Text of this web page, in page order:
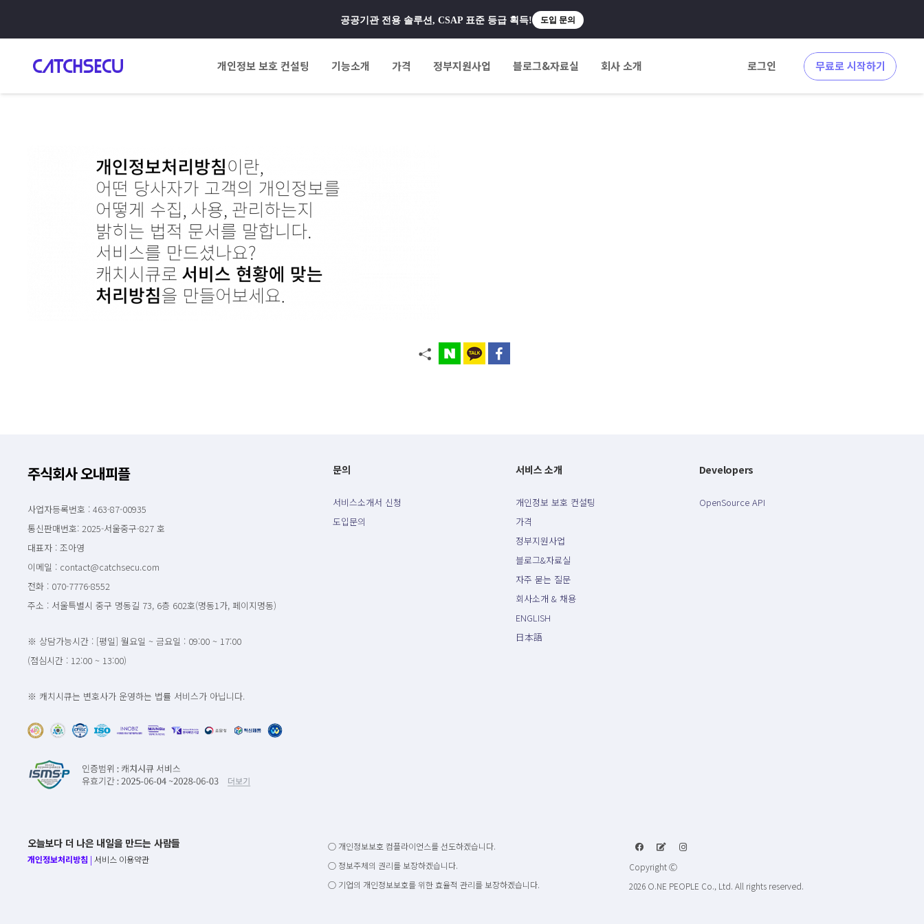
공공기관 전용 솔루션, CSAP 표준 등급 획득! 도입 문의
개인정보 보호 컨설팅 기능소개 가격 정부지원사업 블로그&자료실 회사 소개 로그인 무료로 시작하기
주식회사 오내피플
사업자등록번호 : 463-87-00935
통신판매번호: 2025-서울중구-827 호
대표자 : 조아영
이메일 : contact@catchsecu.com
전화 : 070-7776-8552
주소 : 서울특별시 중구 명동길 73, 6층 602호(명동1가, 페이지명동)
※ 상담가능시간 : [평일] 월요일 ~ 금요일 : 09:00 ~ 17:00
(점심시간 : 12:00 ~ 13:00)
※ 캐치시큐는 변호사가 운영하는 법률 서비스가 아닙니다.
문의
서비스소개서 신청
도입문의
서비스 소개
개인정보 보호 컨설팅
가격
정부지원사업
블로그&자료실
자주 묻는 질문
회사소개 & 채용
ENGLISH
日本語
Developers
OpenSource API
오늘보다 더 나은 내일을 만드는 사람들
개인정보처리방침 | 서비스 이용약관
○ 개인정보보호 컴플라이언스를 선도하겠습니다.
○ 정보주체의 권리를 보장하겠습니다.
○ 기업의 개인정보보호를 위한 효율적 관리를 보장하겠습니다.
Copyright Ⓒ
2026 O.NE PEOPLE Co., Ltd. All rights reserved.